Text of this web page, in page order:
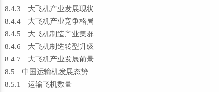
8.4.3 大飞机产业发展现状
8.4.4 大飞机产业竞争格局
8.4.5 大飞机制造产业集群
8.4.6 大飞机制造转型升级
8.4.7 大飞机产业发展前景
8.5 中国运输机发展态势
8.5.1 运输飞机数量